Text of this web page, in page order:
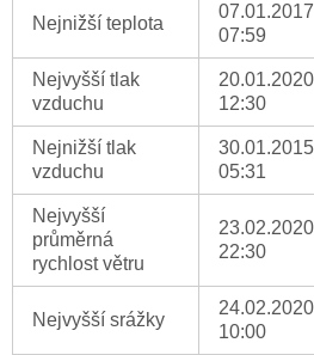
Nejnižší teplota
07.01.2017
07:59
Nejvyšší tlak
vzduchu
20.01.2020
12:30
Nejnižší tlak
vzduchu
30.01.2015
05:31
Nejvyšší
průměrná
rychlost větru
23.02.2020
22:30
Nejvyšší srážky
24.02.2020
10:00